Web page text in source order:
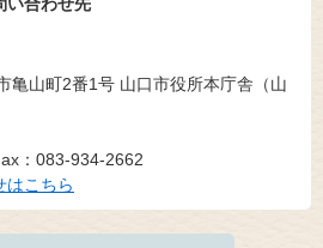
亀山町2番1号 山口市役所本庁舎（山
：083-934-2662
はこちら